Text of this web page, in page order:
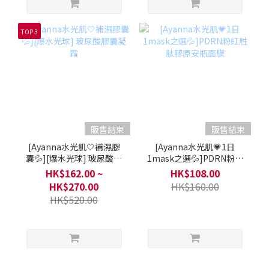
TOP 3
販售結束
[Ayanna水光肌🤍補濕膠
囊💦][爆水光球] 玻尿酸膠
囊凝霜
HK$162.00 ~
HK$270.00
HK$520.00
販售結束
[Ayanna水光肌💗1日
1mask之選💦]PDRN粉紅
胜肽膠原安瓶面膜
HK$108.00
HK$160.00